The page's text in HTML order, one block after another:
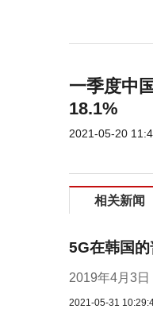
一季度中
18.1%
2021-05-20
相关新闻
5G在韩国
2019年4月3
2021-05-31